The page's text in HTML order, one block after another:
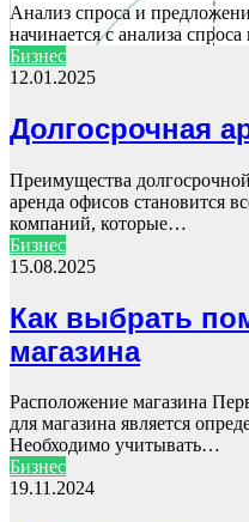
Анализ спроса и
начинается с анализа
Бизнес
12.01.2025
Долгосрочная
Преимущества
аренда офисов становится
компаний, которые…
Бизнес
15.08.2025
Как выбрать
магазина
Расположение магазина
для магазина является
Необходимо учитывать…
Бизнес
19.11.2024